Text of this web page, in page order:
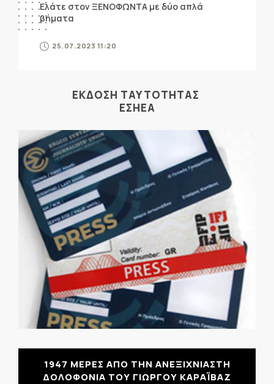
Ελάτε στον ΞΕΝΟΦΩΝΤΑ με δύο απλά
βήματα
25.07.2023 11:20
ΕΚΔΟΣΗ ΤΑΥΤΟΤΗΤΑΣ
ΕΣΗΕΑ
1947 ΜΕΡΕΣ ΑΠΟ ΤΗΝ ΑΝΕΞΙΧΝΙΑΣΤΗ
ΔΟΛΟΦΟΝΙΑ ΤΟΥ ΓΙΩΡΓΟΥ ΚΑΡΑΪΒΑΖ